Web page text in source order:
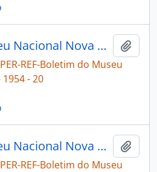
[Boletim do Museu Nacional Nova Série: Geologia]
PER-REF-Boletim do Museu
- 20
[Boletim do Museu Nacional Nova Série: Geologia]
PER-REF-Boletim do Museu